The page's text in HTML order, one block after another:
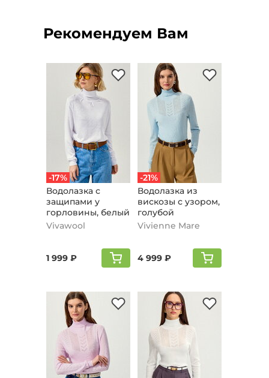
Рекомендуем Вам
-17%
Водолазка с
защипами у
горловины, белый
Vivawool
1 999 ₽
-21%
Водолазка из
вискозы с узором,
голубой
Vivienne Mare
4 999 ₽